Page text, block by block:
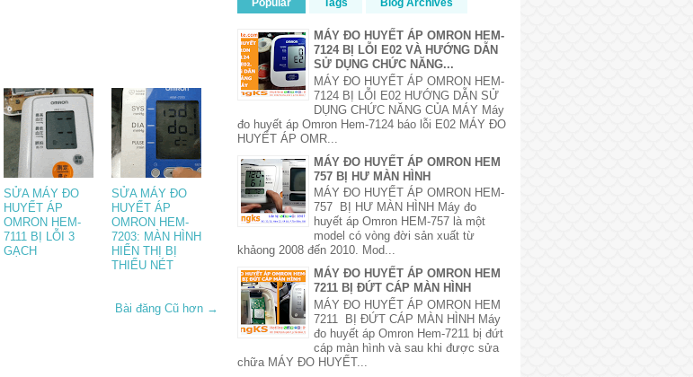
SỬA MÁY ĐO
HUYẾT ÁP
OMRON HEM-
7111 BỊ LỖI 3
GẠCH
SỬA MÁY ĐO
HUYẾT ÁP
OMRON HEM-
7203: MÀN HÌNH
HIỂN THỊ BỊ
THIẾU NÉT
Bài đăng Cũ hơn →
Popular Tags Blog Archives
MÁY ĐO HUYẾT ÁP OMRON HEM-
7124 BỊ LỖI E02 VÀ HƯỚNG DẪN
SỬ DỤNG CHỨC NĂNG...
MÁY ĐO HUYẾT ÁP OMRON HEM-
7124 BỊ LỖI E02 HƯỚNG DẪN SỬ
DỤNG CHỨC NĂNG CỦA MÁY Máy
đo huyết áp Omron Hem-7124 báo lỗi E02 MÁY ĐO
HUYẾT ÁP OMR...
MÁY ĐO HUYẾT ÁP OMRON HEM
757 BỊ HƯ MÀN HÌNH
MÁY ĐO HUYẾT ÁP OMRON HEM-
757 BỊ HƯ MÀN HÌNH Máy đo
huyết áp Omron HEM-757 là một
model có vòng đời sản xuất từ
khảong 2008 đến 2010. Mod...
MÁY ĐO HUYẾT ÁP OMRON HEM
7211 BỊ ĐỨT CÁP MÀN HÌNH
MÁY ĐO HUYẾT ÁP OMRON HEM
7211 BỊ ĐỨT CÁP MÀN HÌNH Máy
đo huyết áp Omron Hem-7211 bị đứt
cáp màn hình và sau khi được sửa
chữa MÁY ĐO HUYẾT...